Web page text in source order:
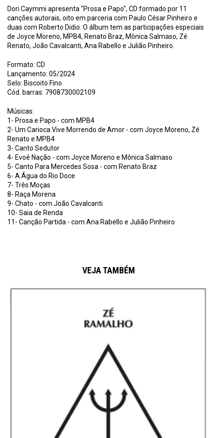
Dori Caymmi apresenta "Prosa e Papo", CD formado por 11
canções autorais, oito em parceria com Paulo César Pinheiro e
duas com Roberto Didio. O álbum tem as participações especiais
de Joyce Moreno, MPB4, Renato Braz, Mônica Salmaso, Zé
Renato, João Cavalcanti, Ana Rabello e Julião Pinheiro.
Formato: CD
Lançamento: 05/2024
Selo: Biscoito Fino
Cód. barras: 7908730002109
Músicas:
1- Prosa e Papo - com MPB4
2- Um Carioca Vive Morrendo de Amor - com Joyce Moreno, Zé
Renato e MPB4
3- Canto Sedutor
4- Evoé Nação - com Joyce Moreno e Mônica Salmaso
5- Canto Para Mercedes Sosa - com Renato Braz
6- A Água do Rio Doce
7- Três Moças
8- Raça Morena
9- Chato - com João Cavalcanti
10- Saia de Renda
11- Canção Partida - com Ana Rabello e Julião Pinheiro
VEJA TAMBÉM